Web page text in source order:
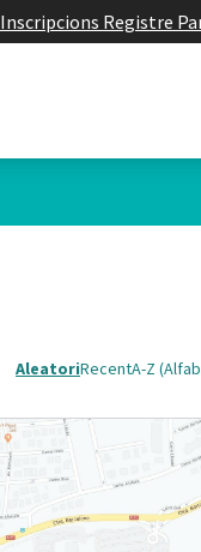
Inscripcions Registre
AleatoriRecentA-Z